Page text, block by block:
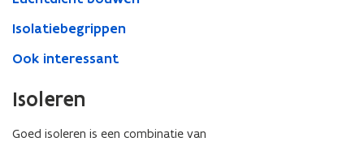
Isolatiebegrippen
Ook interessant
Isoleren
Goed isoleren is een combinatie van